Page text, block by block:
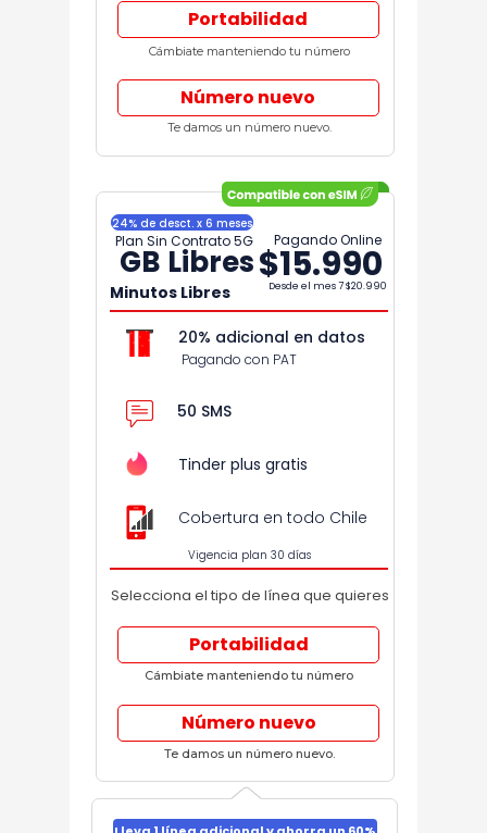
Portabilidad
Cámbiate manteniendo tu número
Número nuevo
Te damos un número nuevo.
GB Libres
Minutos Libres
$15.990
Portabilidad
Plan Sin Contrato 5G Pagando Online
Desde el mes 7$20.990
50 SMS
Tinder plus gratis
Vigencia plan 30 días
24% de desct. x 6 meses
Cámbiate manteniendo tu número
Número nuevo
Te damos un número nuevo.
Selecciona el tipo de línea que quieres
20% adicional en datos
Pagando con PAT
Cobertura en todo Chile